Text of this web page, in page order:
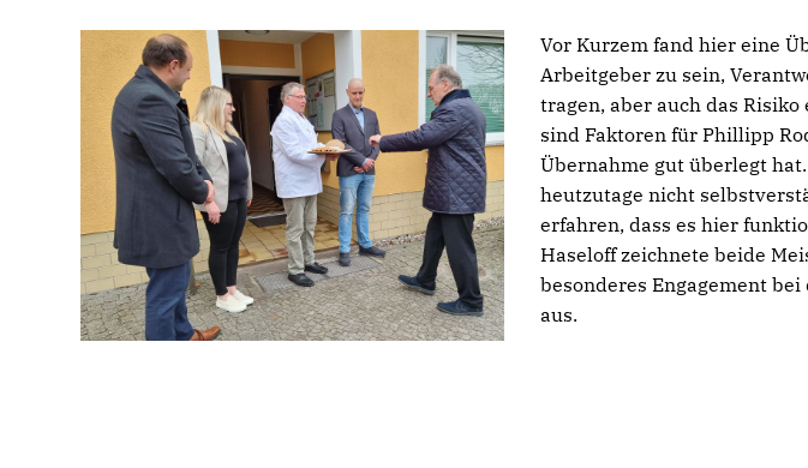
Vor Kurzem fand hier eine
Arbeitgeber zu sein,
tragen, aber auch das
sind Faktoren für Phillipp
Übernahme gut überlegt
heutzutage nicht
erfahren, dass es hier
Haseloff zeichnete beide
besonderes Engagement
aus.